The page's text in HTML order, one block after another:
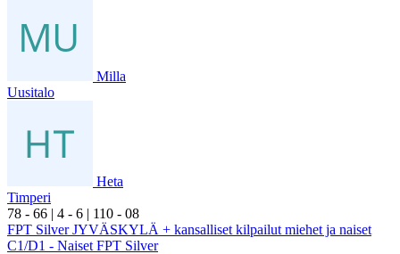
Milla
Uusitalo
Heta
Timperi
78 - 66 | 4 - 6 | 110 - 08
FPT Silver JYVÄSKYLÄ + kansalliset kilpailut miehet ja naiset
C1/D1 - Naiset FPT Silver